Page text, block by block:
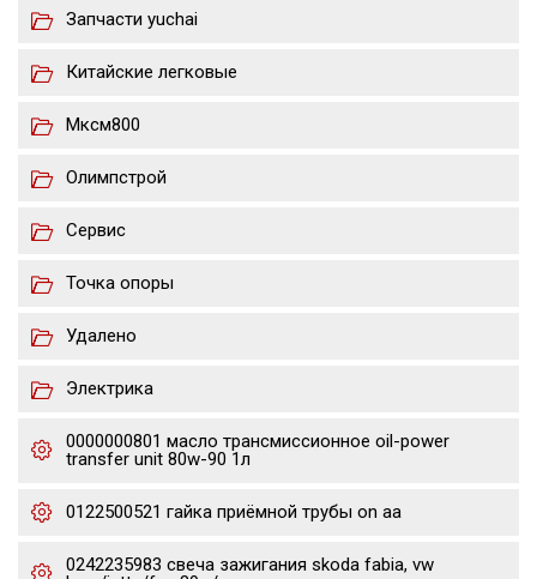
Запчасти yuchai
Китайские легковые
Мксм800
Олимпстрой
Сервис
Точка опоры
Удалено
Электрика
0000000801 масло трансмиссионное oil-power
transfer unit 80w-90 1л
0122500521 гайка приёмной трубы on aa
0242235983 свеча зажигания skoda fabia, vw